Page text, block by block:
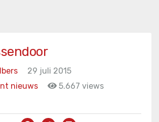
29 juli 2015
nieuws
5.667 views